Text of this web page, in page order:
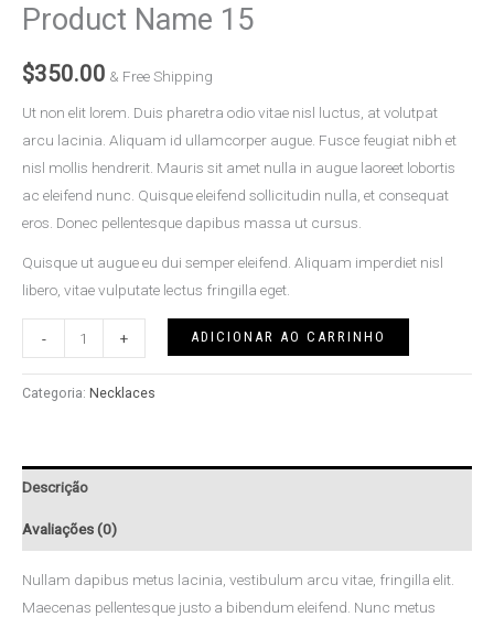
Product Name 15
$350.00 & Free Shipping
Ut non elit lorem. Duis pharetra odio vitae nisl luctus, at volutpat
arcu lacinia. Aliquam id ullamcorper augue. Fusce feugiat nibh et
nisl mollis hendrerit. Mauris sit amet nulla in augue laoreet lobortis
ac eleifend nunc. Quisque eleifend sollicitudin nulla, et consequat
eros. Donec pellentesque dapibus massa ut cursus.
Quisque ut augue eu dui semper eleifend. Aliquam imperdiet nisl
libero, vitae vulputate lectus fringilla eget.
- + ADICIONAR AO CARRINHO
Categoria: Necklaces
Descrição
Avaliações (0)
Nullam dapibus metus lacinia, vestibulum arcu vitae, fringilla elit.
Maecenas pellentesque justo a bibendum eleifend. Nunc metus